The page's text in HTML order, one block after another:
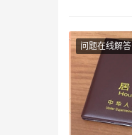
问题在线解答